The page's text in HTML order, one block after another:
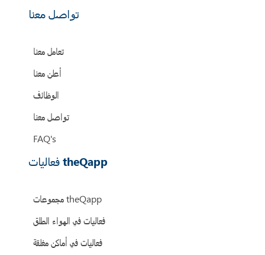
تواصل معنا
تعامل معنا
أعلن معنا
الوظائف
تواصل معنا
FAQ's
فعاليات theQapp
مجموعات theQapp
فعاليات في الهواء الطلق
فعاليات في أماكن مغلقة